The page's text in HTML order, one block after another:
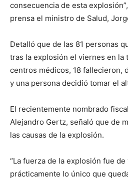
consecuencia de esta
prensa el ministro de Salud,
Detalló que de las 81 personas
tras la explosión el viernes en la
centros médicos, 18 fallecieron,
y una persona decidió tomar el
El recientemente nombrado
Alejandro Gertz, señaló que de
las causas de la explosión.
“La fuerza de la explosión fue
prácticamente lo único que